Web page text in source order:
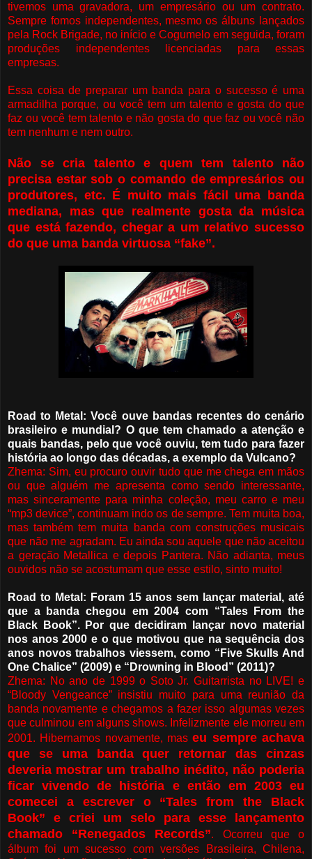
tivemos uma gravadora, um empresário ou um contrato.
Sempre fomos independentes, mesmo os álbuns lançados
pela Rock Brigade, no início e Cogumelo em seguida, foram
produções independentes licenciadas para essas
empresas.
Essa coisa de preparar um banda para o sucesso é uma
armadilha porque, ou você tem um talento e gosta do que
faz ou você tem talento e não gosta do que faz ou você não
tem nenhum e nem outro.
Não se cria talento e quem tem talento não
precisa estar sob o comando de empresários ou
produtores, etc. É muito mais fácil uma banda
mediana, mas que realmente gosta da música
que está fazendo, chegar a um relativo sucesso
do que uma banda virtuosa “fake”.
Road to Metal: Você ouve bandas recentes do cenário
brasileiro e mundial? O que tem chamado a atenção e
quais bandas, pelo que você ouviu, tem tudo para fazer
história ao longo das décadas, a exemplo da Vulcano?
Zhema: Sim, eu procuro ouvir tudo que me chega em mãos
ou que alguém me apresenta como sendo interessante,
mas sinceramente para minha coleção, meu carro e meu
“mp3 device”, continuam indo os de sempre. Tem muita boa,
mas também tem muita banda com construções musicais
que não me agradam. Eu ainda sou aquele que não aceitou
a geração Metallica e depois Pantera. Não adianta, meus
ouvidos não se acostumam que esse estilo, sinto muito!
Road to Metal: Foram 15 anos sem lançar material, até
que a banda chegou em 2004 com “Tales From the
Black Book”. Por que decidiram lançar novo material
nos anos 2000 e o que motivou que na sequência dos
anos novos trabalhos viessem, como “Five Skulls And
One Chalice” (2009) e “Drowning in Blood” (2011)?
Zhema: No ano de 1999 o Soto Jr. Guitarrista no LIVE! e
“Bloody Vengeance” insistiu muito para uma reunião da
banda novamente e chegamos a fazer isso algumas vezes
que culminou em alguns shows. Infelizmente ele morreu em
2001. Hibernamos novamente, maseu sempre achava
que se uma banda quer retornar das cinzas
deveria mostrar um trabalho inédito, não poderia
ficar vivendo de história e então em 2003 eu
comecei a escrever o “Tales from the Black
Book” e criei um selo para esse lançamento
chamado “Renegados Records”. Ocorreu que o
álbum foi um sucesso com versões Brasileira, Chilena,